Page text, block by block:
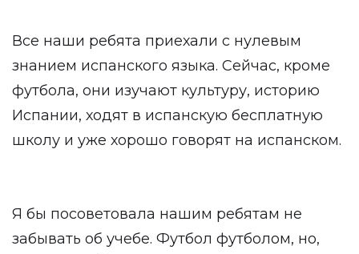
Все наши ребята приехали с нулевым
знанием испанского языка. Сейчас, кроме
футбола, они изучают культуру, историю
Испании, ходят в испанскую бесплатную
школу и уже хорошо говорят на испанском.
Я бы посоветовала нашим ребятам не
забывать об учебе. Футбол футболом, но,